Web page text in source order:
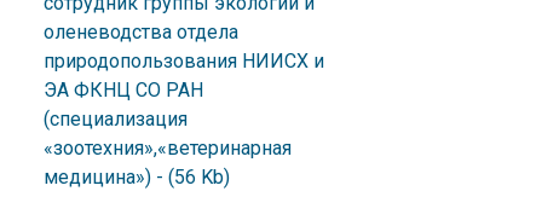
оленеводства отдела
природопользования НИИСХ и
ЭА ФКНЦ СО РАН
(специализация
«зоотехния»,«ветеринарная
медицина») - (56 Kb)